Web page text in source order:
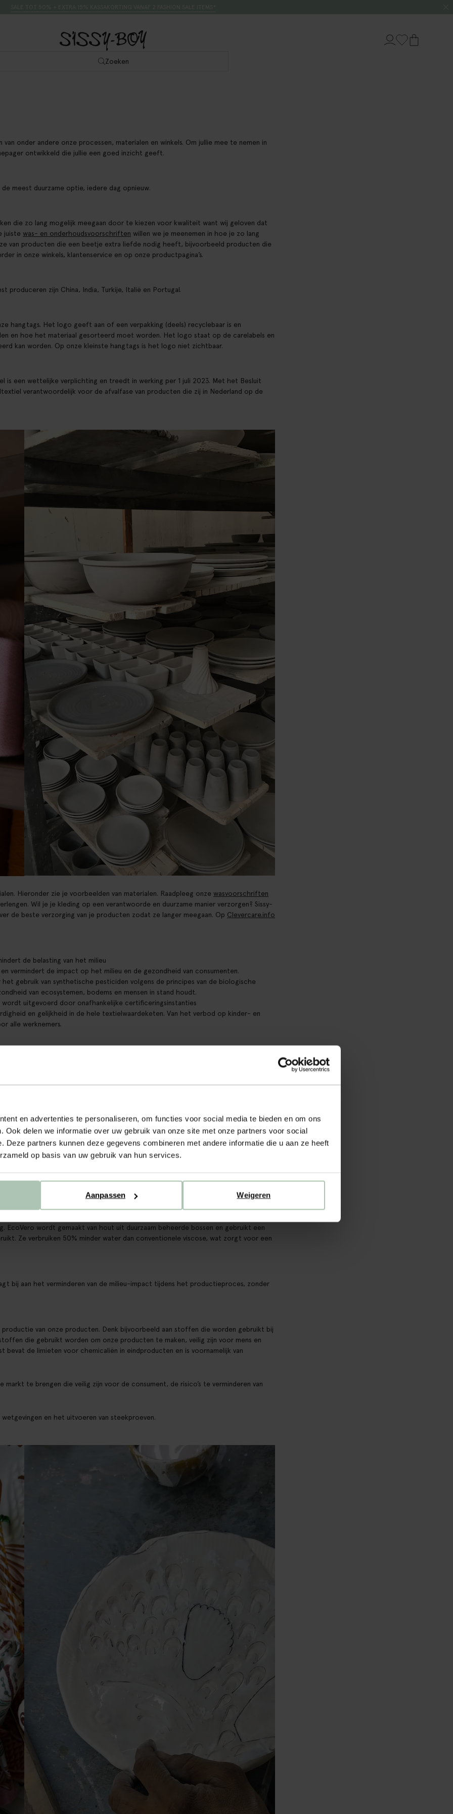
en advertenties te personaliseren, om functies voor social media te bieden en om ons
Ook delen we informatie over uw gebruik van onze site met onze partners voor social
Deze partners kunnen deze gegevens combineren met andere informatie die u aan ze heeft
op basis van uw gebruik van hun services.
Weigeren
Aanpassen
Zoeken
onder andere onze processen, materialen en winkels. Om jullie mee te nemen in
ontwikkeld die jullie een goed inzicht geeft.
meest duurzame optie, iedere dag opnieuw.
die zo lang mogelijk meegaan door te kiezen voor kwaliteit want wij geloven dat
juiste was- en onderhoudsvoorschriften willen we je meenemen in hoe je zo lang
van producten die een beetje extra liefde nodig heeft, bijvoorbeeld producten die
in onze winkels, klantenservice en op onze productpagina’s.
produceren zijn China, India, Turkije, Italië en Portugal.
hangtags. Het logo geeft aan of een verpakking (deels) recyclebaar is en
en hoe het materiaal gesorteerd moet worden. Het logo staat op de carelabels en
kan worden. Op onze kleinste hangtags is het logo niet zichtbaar.
is een wettelijke verplichting en treedt in werking per 1 juli 2023. Met het Besluit
verantwoordelijk voor de afvalfase van producten die zij in Nederland op de
Hieronder zie je voorbeelden van materialen. Raadpleeg onze wasvoorschriften
Wil je je kleding op een verantwoorde en duurzame manier verzorgen? Sissy-
de beste verzorging van je producten zodat ze langer meegaan. Op Clevercare.info
de belasting van het milieu
vermindert de impact op het milieu en de gezondheid van consumenten.
gebruik van synthetische pesticiden volgens de principes van de biologische
van ecosystemen, bodems en mensen in stand houdt.
uitgevoerd door onafhankelijke certificeringsinstanties
en gelijkheid in de hele textielwaardeketen. Van het verbod op kinder- en
alle werknemers.
efficiënt te gebruiken
de ecologische voetafdruk en maken optimaal gebruik van bestaande bronnen
grondstoffen. Dit helpt bij het behoud van natuurlijke hulpbronnen zoals water en
in vergelijking met de productie van nieuwe materialen.
firma Lenzing wordt geproduceerd met een gesloten kringloopproces, waarbij de
geproduceerd door Lenzing. Het productieproces is een gesloten kringloop,
EcoVero wordt gemaakt van hout uit duurzaam beheerde bossen en gebruikt een
Ze verbruiken 50% minder water dan conventionele viscose, wat zorgt voor een
bij aan het verminderen van de milieu-impact tijdens het productieproces, zonder
van onze producten. Denk bijvoorbeeld aan stoffen die worden gebruikt bij
die gebruikt worden om onze producten te maken, veilig zijn voor mens en
bevat de limieten voor chemicaliën in eindproducten en is voornamelijk van
te brengen die veilig zijn voor de consument, de risico’s te verminderen van
en het uitvoeren van steekproeven.